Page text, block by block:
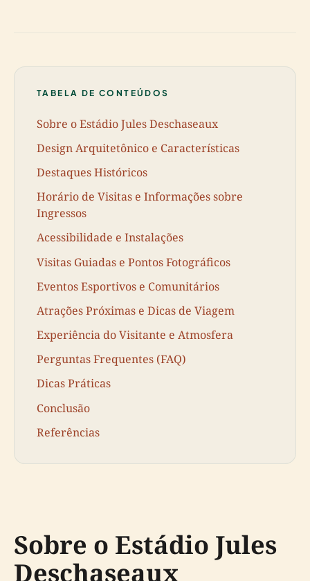
TABELA DE CONTEÚDOS
Sobre o Estádio Jules Deschaseaux
Design Arquitetônico e Características
Destaques Históricos
Horário de Visitas e Informações sobre
Ingressos
Acessibilidade e Instalações
Visitas Guiadas e Pontos Fotográficos
Eventos Esportivos e Comunitários
Atrações Próximas e Dicas de Viagem
Experiência do Visitante e Atmosfera
Perguntas Frequentes (FAQ)
Dicas Práticas
Conclusão
Referências
Sobre o Estádio Jules
Deschaseaux